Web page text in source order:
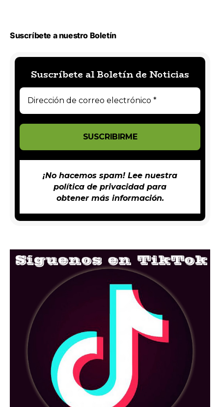
Suscríbete a nuestro Boletín
Suscríbete al Boletín de Noticias
¡No hacemos spam! Lee nuestra
política de privacidadpara
obtener más información.